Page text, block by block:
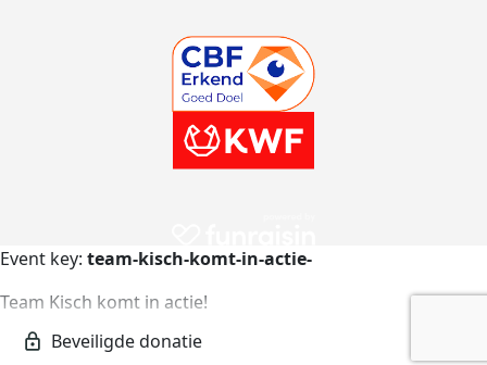
Event key: team-kisch-komt-in-actie-
Team Kisch komt in actie!
team-kisch-komt-in-actie-